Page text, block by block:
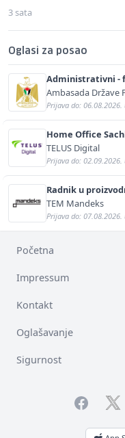
3 sata
Oglasi za posao
Administrativni -
Ambasada Države
Prijava do: 06.08.2026.
Home Office
bekannten
TELUS Digital
Prijava do: 02.09.2026.
Radnik u
TEM Mandeks
Prijava do: 07.08.2026.
Početna
Impressum
Kontakt
Oglašavanje
Sigurnost
Facebook